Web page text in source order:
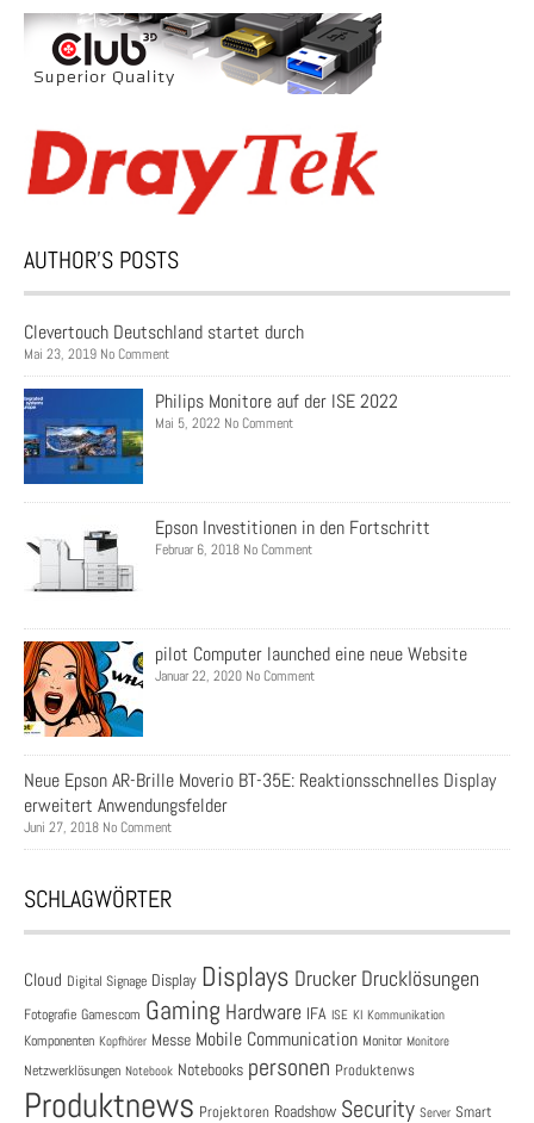
AUTHOR’S POSTS
Clevertouch Deutschland startet durch
Mai 23, 2019 No Comment
Philips Monitore auf der ISE 2022
Mai 5, 2022 No Comment
Epson Investitionen in den Fortschritt
Februar 6, 2018 No Comment
pilot Computer launched eine neue Website
Januar 22, 2020 No Comment
Neue Epson AR-Brille Moverio BT-35E: Reaktionsschnelles Display
erweitert Anwendungsfelder
Juni 27, 2018 No Comment
SCHLAGWÖRTER
Cloud Digital Signage Display Displays Drucker Drucklösungen
Fotografie Gamescom Gaming Hardware IFA ISE KI Kommunikation
Komponenten Kopfhörer Messe Mobile Communication Monitor Monitore
Netzwerklösungen Notebook Notebooks personen Produktenws
Produktnews Projektoren Roadshow Security Server Smart